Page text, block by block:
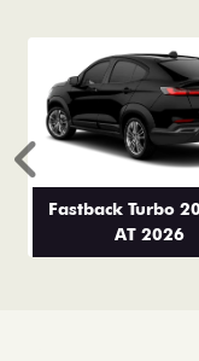
Fastback Turbo
AT 2026